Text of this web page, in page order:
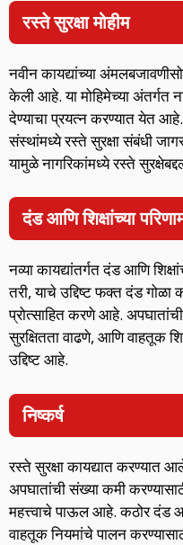
रस्ते सुरक्षा मोहीम
नवीन कायद्यांच्या
केली आहे. या मोहिमेच्या अंतर्गत
देण्याचा प्रयत्न करण्यात येत आहे.
संस्थांमध्ये रस्ते सुरक्षा संबंधी
यामुळे नागरिकांमध्ये रस्ते
दंड आणि शिक्षांच्या
नव्या कायद्यांतर्गत दंड आणि
तरी, याचे उद्दिष्ट फक्त दंड
प्रोत्साहित करणे आहे.
सुरक्षितता वाढणे, आणि वाहतूक
उद्दिष्ट आहे.
निष्कर्ष
रस्ते सुरक्षा कायद्यात करण्यात
अपघातांची संख्या कमी
महत्त्वाचे पाऊल आहे. कठोर दंड
वाहतूक नियमांचे पालन